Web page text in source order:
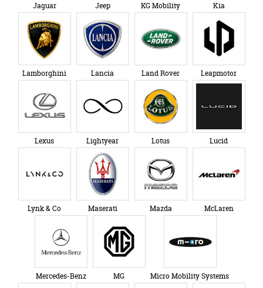
Jaguar Jeep KG Mobility Kia
Lamborghini Lancia Land Rover Leapmotor
Lexus Lightyear Lotus Lucid
Lynk & Co Maserati Mazda McLaren
Mercedes-Benz MG Micro Mobility Systems